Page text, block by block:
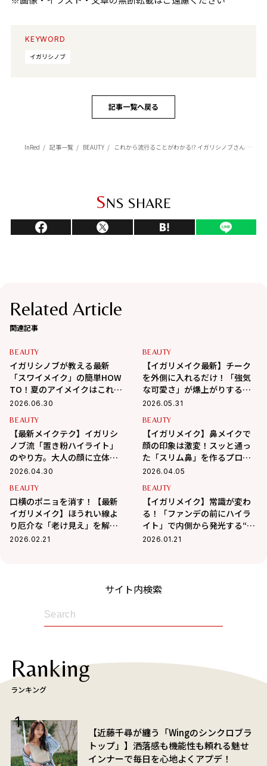
KEYWORD
イガリシノブ
記事一覧へ戻る
InRed 記事一覧 BEAUTY これから流行ることがわかる⁉ イガリシノブさんの美容に関するハマりごと
SNS SHARE
Related Article
関連記事
BEAUTY
イガリシノブが教える最新
「スワイメイク」の簡単HOW
TO！夏のアイメイクはこれで
決まり！
2026.06.30
BEAUTY
【イガリメイク最新】チーク
を外側に入れるだけ！「強気
な可愛さ」が爆上がりする新
テクニック
2026.05.31
BEAUTY
【最新メイクテク】イガリシ
ノブ流「置き粉ハイライト」
のやり方。大人の顔に立体感
を与える、発光肌作りの全工
2026.04.30
BEAUTY
【イガリメイク】鼻メイクで
顔の印象は激変！スッと通っ
た「スリム鼻」を作るプロの
神業
2026.04.05
BEAUTY
口横のポニョを消す！【最新
イガリメイク】ほうれい線よ
り厄介な「老け見え」を解消
する全手順
2026.02.21
BEAUTY
【イガリメイク】常識が変わ
る！「ファンデの前にハイラ
イト」で内側から発光する“異
次元ツヤ肌”の作り方
2026.01.21
サイト内検索
Ranking
ランキング
【近藤千尋が纏う「Wingのシンクロブラ
トップ」】洒落感も機能性も頼れる魅せ
インナーで毎日を心地よくアプデ！